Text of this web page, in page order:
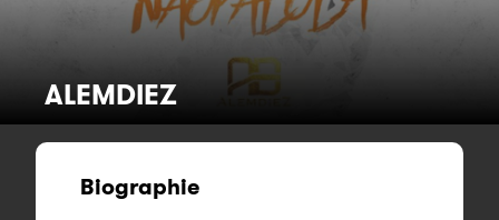
ALEMDIEZ
Biographie